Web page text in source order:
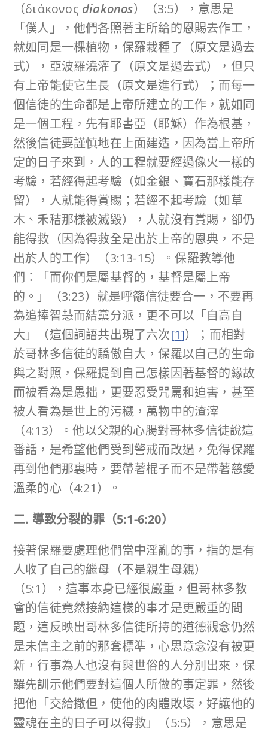
（διάκονος diakonos）（3:5），意思是
「僕人」，他們各照著主所給的恩賜去作工，
就如同是一棵植物，保羅栽種了（原文是過去
式），亞波羅澆灌了（原文是過去式），但只
有上帝能使它生長（原文是進行式）；而每一
個信徒的生命都是上帝所建立的工作，就如同
是一個工程，先有耶書亞（耶穌）作為根基，
然後信徒要謹慎地在上面建造，因為當上帝所
定的日子來到，人的工程就要經過像火一樣的
考驗，若經得起考驗（如金銀、寶石那樣能存
留），人就能得賞賜；若經不起考驗（如草
木、禾秸那樣被滅毀），人就沒有賞賜，卻仍
能得救（因為得救全是出於上帝的恩典，不是
出於人的工作）（3:13-15）。保羅教導他
們：「而你們是屬基督的，基督是屬上帝
的。」（3:23）就是呼籲信徒要合一，不要再
為追捧智慧而結黨分派，更不可以「自高自
大」（這個詞語共出現了六次[1]）；而相對
於哥林多信徒的驕傲自大，保羅以自己的生命
與之對照，保羅提到自己怎樣因著基督的緣故
而被看為是愚拙，更要忍受咒罵和迫害，甚至
被人看為是世上的污穢，萬物中的渣滓
（4:13）。他以父親的心腸對哥林多信徒說這
番話，是希望他們受到警戒而改過，免得保羅
再到他們那裏時，要帶著棍子而不是帶著慈愛
溫柔的心（4:21）。
二. 導致分裂的罪（5:1-6:20）
接著保羅要處理他們當中淫亂的事，指的是有
人收了自己的繼母（不是親生母親）
（5:1），這事本身已經很嚴重，但哥林多教
會的信徒竟然接納這樣的事才是更嚴重的問
題，這反映出哥林多信徒所持的道德觀念仍然
是未信主之前的那套標準，心思意念沒有被更
新，行事為人也沒有與世俗的人分別出來，保
羅先訓示他們要對這個人所做的事定罪，然後
把他「交給撒但，使他的肉體敗壞，好讓他的
靈魂在主的日子可以得救」（5:5），意思是